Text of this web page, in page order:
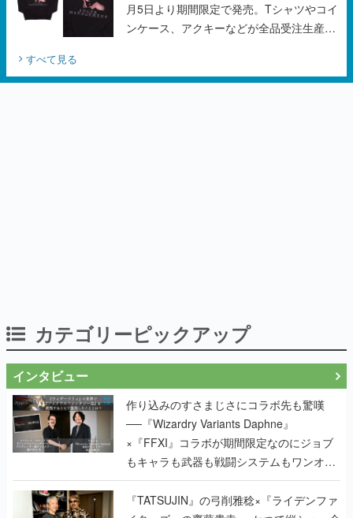
月5日より期間限定で発売。Tシャツやコイ
ンケース、アクキーなどが全品受注生産で
すべて見る
カテゴリーピックアップ
インタビュー
作り込みのすさまじさにコラボ先も驚嘆
──『Wizardry Variants Daphne』
×『FFXI』コラボが期間限定なのにジョブ
もキャラも武器も戦闘システムもワンオフ
で作り込まれた理由を両ディレクターに聞
く
『TATSUJIN』の弓削雅稔×『ライデンファ